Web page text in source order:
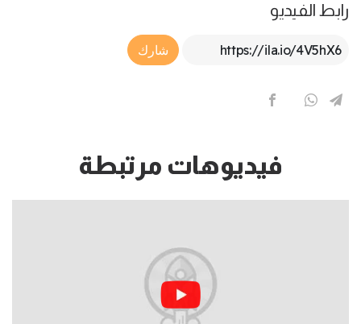
رابط الفيديو
Article Link
شارك
فيديوهات مرتبطة